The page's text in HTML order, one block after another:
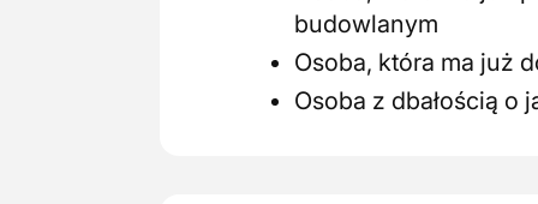
budowlanym
Osoba, która ma już
Osoba z dbałością o